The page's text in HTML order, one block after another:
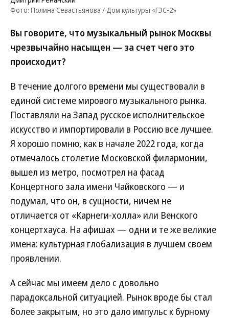
Фото: Полина Севастьянова / Дом культуры «ГЭС-2»
Вы говорите, что музыкальный рынок Москвы
чрезвычайно насыщен — за счет чего это
происходит?
В течение долгого времени мы существовали в
единой системе мирового музыкального рынка.
Поставляли на Запад русское исполнительское
искусство и импортировали в Россию все лучшее.
Я хорошо помню, как в начале 2022 года, когда
отмечалось столетие Московской филармонии,
вышел из метро, посмотрел на фасад
Концертного зала имени Чайковского — и
подумал, что он, в сущности, ничем не
отличается от «Карнеги-холла» или Венского
концертхауса. На афишах — одни и те же великие
имена: культурная глобализация в лучшем своем
проявлении.
А сейчас мы имеем дело с довольно
парадоксальной ситуацией. Рынок вроде бы стал
более закрытым, но это дало импульс к бурному